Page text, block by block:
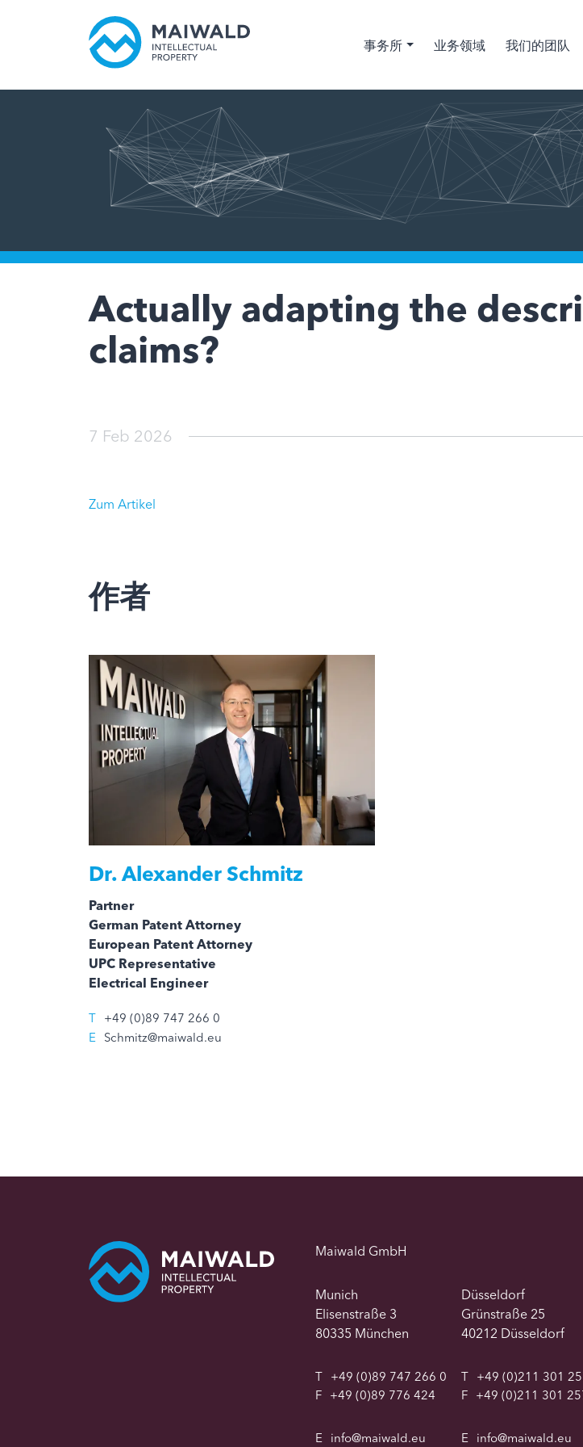
事务所 业务领域 我们的团队
Actually adapting the
claims?
7 Feb 2026
Zum Artikel
作者
Dr.Alexander Schmitz
Partner
German Patent Attorney
European Patent Attorney
UPC Representative
Electrical Engineer
T
+49 (0)89 747 266 0
E
Schmitz@maiwald.eu
Maiwald GmbH
Munich
Elisenstraße 3
80335 München
T +49 (0)89 747 266 0
F +49 (0)89 776 424
E info@maiwald.eu
Düsseldorf
Grünstraße 25
40212 Düsseldorf
T
+49 (0)211 301
F
+49 (0)211 301
E info@maiwald.eu